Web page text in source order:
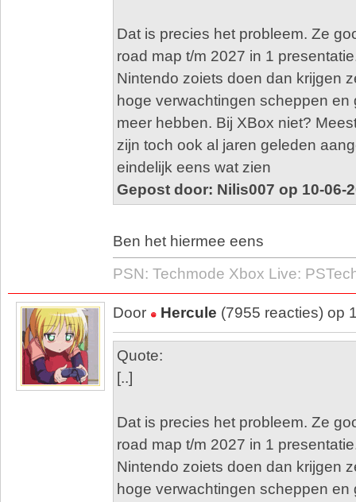
Dat is precies het probleem. Ze
road map t/m 2027 in 1
Nintendo zoiets doen dan krijgen
hoge verwachtingen scheppen en
meer hebben. Bij XBox niet?
zijn toch ook al jaren geleden
eindelijk eens wat zien
Gepost door: Nilis007 op 10-06-
Ben het hiermee eens
PSN: Techmode Xbox Live:
Door Hercule (7955 reacties) op
Quote:
[..]
Dat is precies het probleem. Ze
road map t/m 2027 in 1
Nintendo zoiets doen dan krijgen
hoge verwachtingen scheppen en